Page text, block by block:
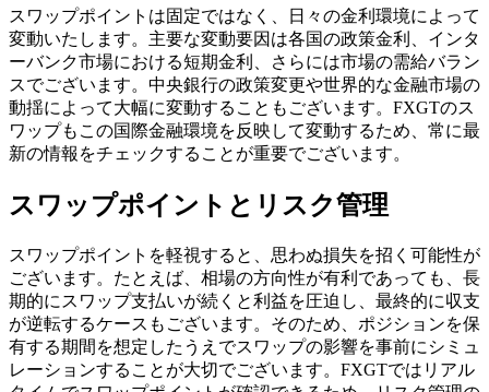
スワップポイントは固定ではなく、日々の金利環境によって
変動いたします。主要な変動要因は各国の政策金利、インタ
ーバンク市場における短期金利、さらには市場の需給バラン
スでございます。中央銀行の政策変更や世界的な金融市場の
動揺によって大幅に変動することもございます。FXGTのス
ワップもこの国際金融環境を反映して変動するため、常に最
新の情報をチェックすることが重要でございます。
スワップポイントとリスク管理
スワップポイントを軽視すると、思わぬ損失を招く可能性が
ございます。たとえば、相場の方向性が有利であっても、長
期的にスワップ支払いが続くと利益を圧迫し、最終的に収支
が逆転するケースもございます。そのため、ポジションを保
有する期間を想定したうえでスワップの影響を事前にシミュ
レーションすることが大切でございます。FXGTではリアル